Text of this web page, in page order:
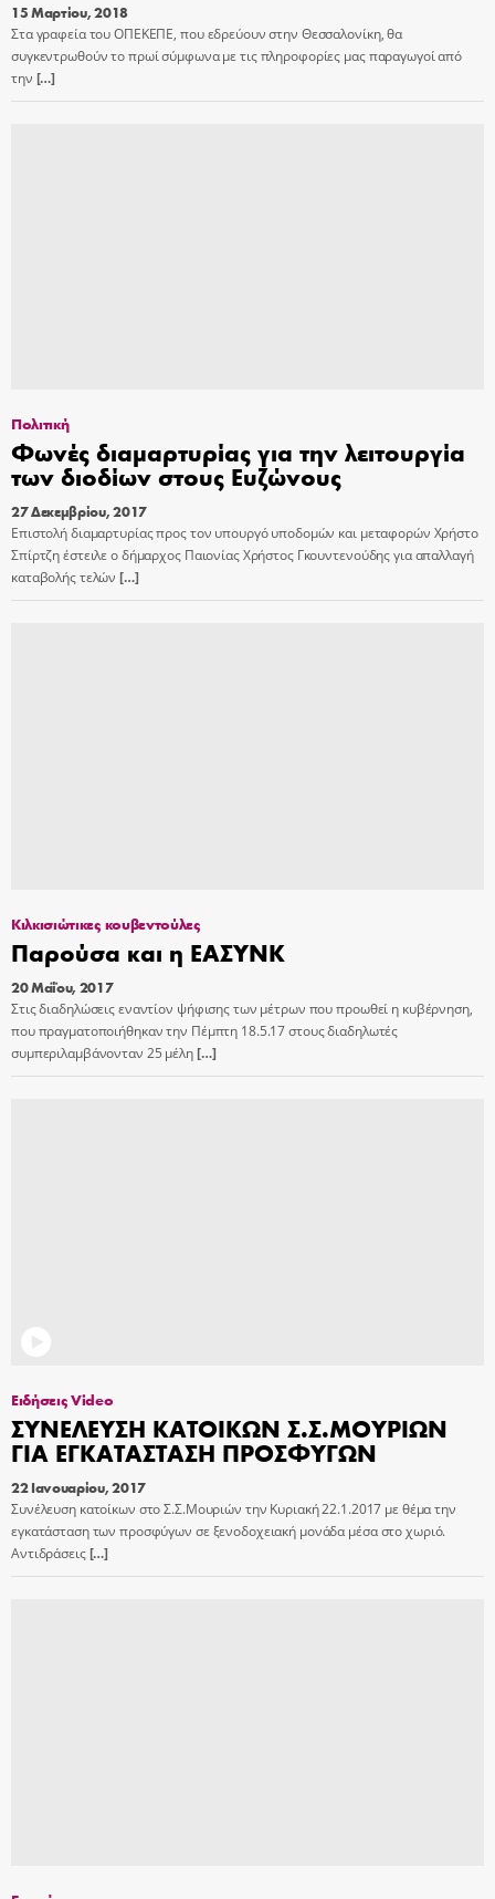
15 Μαρτίου, 2018
Στα γραφεία του ΟΠΕΚΕΠΕ, που εδρεύουν στην Θεσσαλονίκη, θα
συγκεντρωθούν το πρωί σύμφωνα με τις πληροφορίες μας παραγωγοί από
την […]
Πολιτική
Φωνές διαμαρτυρίας για την λειτουργία
των διοδίων στους Ευζώνους
27 Δεκεμβρίου, 2017
Eπιστολή διαμαρτυρίας προς τον υπουργό υποδομών και μεταφορών Χρήστο
Σπίρτζη έστειλε ο δήμαρχος Παιονίας Χρήστος Γκουντενούδης για απαλλαγή
καταβολής τελών […]
Κιλκισιώτικες κουβεντούλες
Παρούσα και η ΕΑΣΥΝΚ
20 Μαΐου, 2017
Στις διαδηλώσεις εναντίον ψήφισης των μέτρων που προωθεί η κυβέρνηση,
που πραγματοποιήθηκαν την Πέμπτη 18.5.17 στους διαδηλωτές
συμπεριλαμβάνονταν 25 μέλη[…]
Ειδήσεις Video
ΣΥΝΕΛΕΥΣΗ ΚΑΤΟΙΚΩΝ Σ.Σ.ΜΟΥΡΙΩΝ
ΓΙΑ ΕΓΚΑΤΑΣΤΑΣΗ ΠΡΟΣΦΥΓΩΝ
22 Ιανουαρίου, 2017
Συνέλευση κατοίκων στο Σ.Σ.Μουριών την Κυριακή 22.1.2017 με θέμα την
εγκατάσταση των προσφύγων σε ξενοδοχειακή μονάδα μέσα στο χωριό.
Αντιδράσεις[…]